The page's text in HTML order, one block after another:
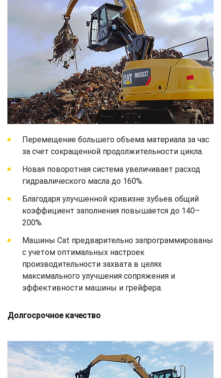
Перемещение большего объема материала за час
за счет сокращенной продолжительности цикла.
Новая поворотная система увеличивает расход
гидравлического масла до 160%.
Благодаря улучшенной кривизне зубьев общий
коэффициент заполнения повышается до 140–
200%.
Машины Cat предварительно запрограммированы
с учетом оптимальных настроек
производительности захвата в целях
максимального улучшения сопряжения и
эффективности машины и грейфера.
Долгосрочное качество